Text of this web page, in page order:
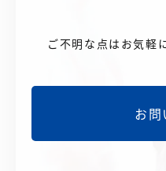
ご不明な点はお気軽
お問